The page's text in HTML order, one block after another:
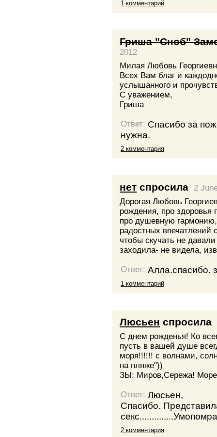
1 комментарий
Гриша "Сноб"
2012
Милая Любовь
Всех Вам благ и
услышанного и
С уважением,
Гриша
Ответ: Спасибо за
нужна.
2 комментария
нет спросила
2
Дорогая Любовь
рождения, про здоровья
про душевную
радостных впечатлений
чтобы скучать не
заходила- не видела,
Ответ: Алла.спасибо.
1 комментарий
Люсьен спросила
С днем рожденья! Ко
пусть в вашей душе
моря!!!!!! с волнами,
на пляже"))
ЗЫ: Миров,Сережа!
Ответ: Люсьен,
Спасибо.
2 комментария